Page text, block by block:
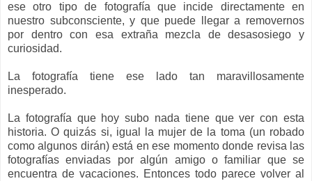
ese otro tipo de fotografía que incide directamente en
nuestro subconsciente, y que puede llegar a removernos
por dentro con esa extraña mezcla de desasosiego y
curiosidad.
La fotografía tiene ese lado tan maravillosamente
inesperado.
La fotografía que hoy subo nada tiene que ver con esta
historia. O quizás si, igual la mujer de la toma (un robado
como algunos dirán) está en ese momento donde revisa las
fotografías enviadas por algún amigo o familiar que se
encuentra de vacaciones. Entonces todo parece volver al